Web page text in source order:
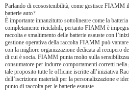
Parlando di ecosostenibilità, come gestisce FIAMM
batterie auto?
È importante innanzitutto sottolineare come la
completamente riciclabili, pertanto FIAMM è
raccolta e smaltimento delle batterie esauste con
gestione operativa della raccolta FIAMM può
con la migliore organizzazione dedicata al recupero
di cui è socia. FIAMM punta molto sulla
consumatore per indurre comportamenti corretti nella
tale proposito tutte le officine iscritte all’iniziativa
dell’iscrizione materiali per la personalizzazione e
punto di raccolta per le batterie esauste.